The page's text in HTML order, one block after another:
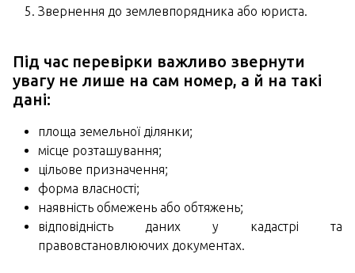
Звернення до землевпорядника або юриста.
Під час перевірки важливо звернути
увагу не лише на сам номер, а й на такі
дані:
площа земельної ділянки;
місце розташування;
цільове призначення;
форма власності;
наявність обмежень або обтяжень;
відповідність даних у кадастрі та
правовстановлюючих документах.